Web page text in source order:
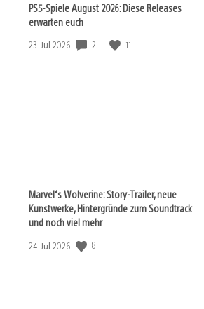
PS5-Spiele August 2026: Diese Releases
erwarten euch
Veröffentlichungsdatum:
23. Jul 2026 2 11
Marvel‘s Wolverine: Story-Trailer, neue
Kunstwerke, Hintergründe zum Soundtrack
und noch viel mehr
Veröffentlichungsdatum:
24. Jul 2026 8